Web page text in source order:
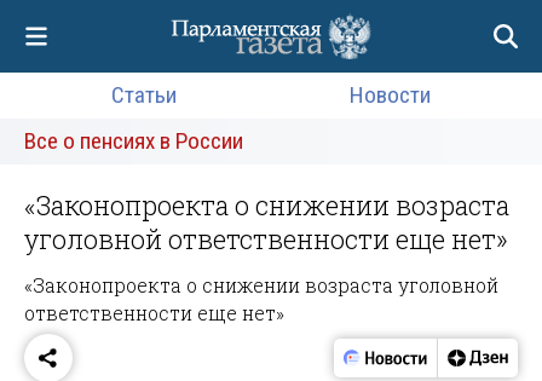
Статьи
Новости
Все о пенсиях в России
«Законопроекта о снижении возраста
уголовной ответственности еще нет»
«Законопроекта о снижении возраста уголовной
ответственности еще нет»